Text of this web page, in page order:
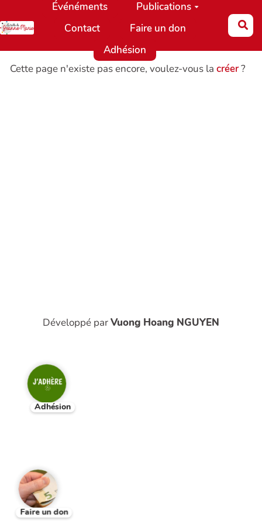
Aller au contenu principal
Événéments
Publications
Contact
Faire un don
Adhésion
Cette page n'existe pas encore, voulez-vous la créer?
Développé parVuong Hoang NGUYEN
Adhésion
Faire un don